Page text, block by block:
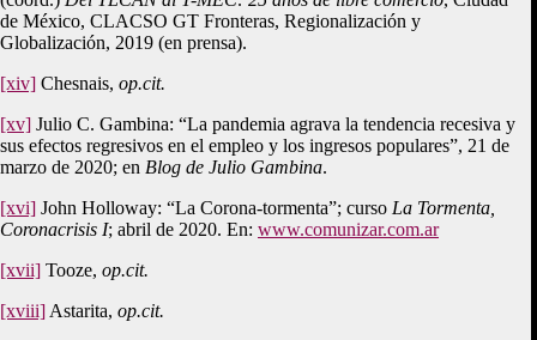
de México, CLACSO GT Fronteras, Regionalización y
Globalización, 2019 (en prensa).
[xiv] Chesnais, op.cit.
[xv] Julio C. Gambina: “La pandemia agrava la tendencia recesiva y
sus efectos regresivos en el empleo y los ingresos populares”, 21 de
marzo de 2020; en Blog de Julio Gambina.
[xvi] John Holloway: “La Corona-tormenta”; curso La Tormenta,
Coronacrisis I; abril de 2020. En: www.comunizar.com.ar
[xvii] Tooze, op.cit.
[xviii] Astarita, op.cit.